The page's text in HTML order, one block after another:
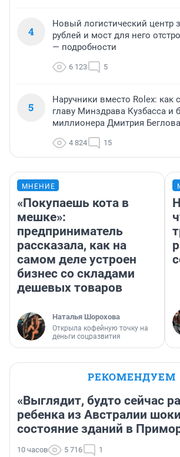
4
Новый логистический центр
рублей и мост для него
— подробности
6 123 5
5
Наручники вместо Rolex: как
главу Минздрава Кузбасса и
миллионера Дмитрия Беглова
4 824 15
МНЕНИЕ
«Покупаешь кота в
мешке»:
предприниматель
рассказала, как на
самом деле устроен
бизнес со складами
дешевых товаров
Наталья Шорохова
Открыла кофейную точку на
деньги соцразвития
РЕКОМЕНДУЕМ
«Выглядит, будто сейчас
ребенка из Австралии
состояние зданий в
10 часов 5 716 1